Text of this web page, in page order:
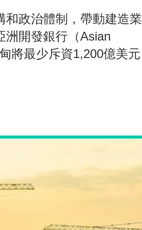
和政治體制，帶動建造業
洲開發銀行（Asian
將最少斥資1,200億美元